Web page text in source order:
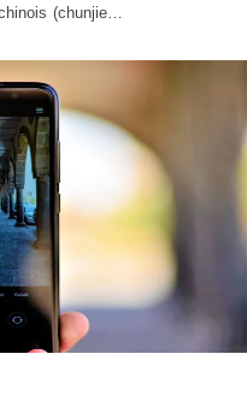
(chunjie…